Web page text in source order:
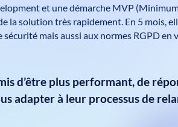
et une démarche MVP
la solution très rapidement. En 5 mois,
mais aussi aux normes RGPD
d’être plus performant,de
adapter à leur processus de